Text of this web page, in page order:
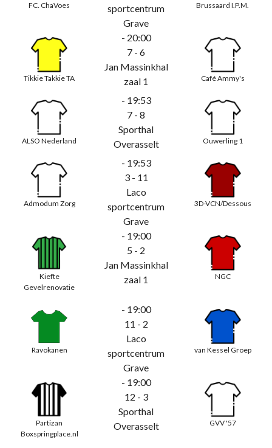
FC. ChaVoes
sportcentrum
Grave
Brussaard I.P.M.
Tikkie Takkie TA
- 20:00
7 - 6
Jan Massinkhal
zaal 1
Café Ammy's
ALSO Nederland
- 19:53
7 - 8
Sporthal
Overasselt
Ouwerling 1
Admodum Zorg
- 19:53
3 - 11
Laco
sportcentrum
Grave
3D-VCN/Dessous
Kiefte
Gevelrenovatie
- 19:00
5 - 2
Jan Massinkhal
zaal 1
NGC
Ravokanen
- 19:00
11 - 2
Laco
sportcentrum
Grave
van Kessel Groep
Partizan
Boxspringplace.nl
- 19:00
12 - 3
Sporthal
Overasselt
GVV '57